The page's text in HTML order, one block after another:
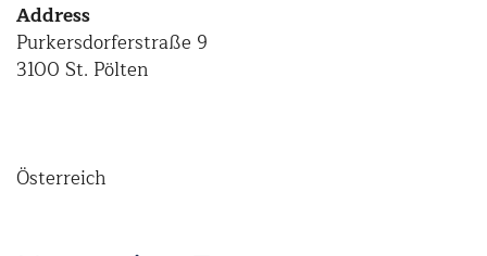
Address
Purkersdorferstraße 9
3100 St. Pölten
Österreich